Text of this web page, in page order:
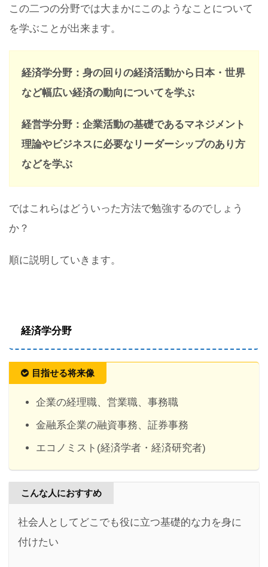
この二つの分野では大まかにこのようなことについて
を学ぶことが出来ます。
経済学分野：身の回りの経済活動から日本・世界
など幅広い経済の動向についてを学ぶ
経営学分野：企業活動の基礎であるマネジメント
理論やビジネスに必要なリーダーシップのあり方
などを学ぶ
ではこれらはどういった方法で勉強するのでしょう
か？
順に説明していきます。
経済学分野
目指せる将来像
企業の経理職、営業職、事務職
金融系企業の融資事務、証券事務
エコノミスト(経済学者・経済研究者)
こんな人におすすめ
社会人としてどこでも役に立つ基礎的な力を身に
付けたい